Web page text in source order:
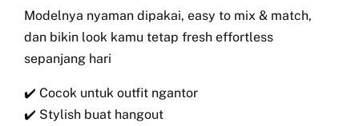
Modelnya nyaman dipakai, easy to mix & match,
dan bikin look kamu tetap fresh effortless
sepanjang hari
✔️ Cocok untuk outfit ngantor
✔️ Stylish buat hangout